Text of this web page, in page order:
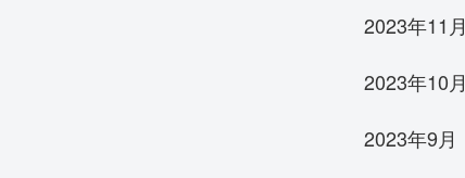
2023年11月
2023年10月
2023年9月